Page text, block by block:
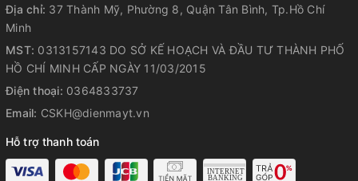
Địa chỉ: 37 Thành Mỹ, Phường 8, Quận Tân Bình, Tp.Hồ Chí
Minh
MST: 0313157143 DO SỞ KẾ HOẠCH VÀ ĐẦU TƯ THÀNH PHỐ
HỒ CHÍ MINH CẤP NGÀY 11/03/2015
Điện thoại: 0364833737
Email: CSKH@dienmayt.vn
Hỗ trợ thanh toán